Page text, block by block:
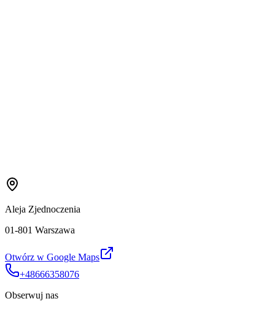
Aleja Zjednoczenia
01-801 Warszawa
Otwórz w Google Maps
+48666358076
Obserwuj nas